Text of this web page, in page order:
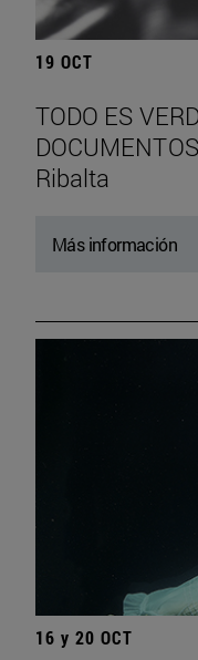
19 OCT
TODO ES
Ribalta
Más información
16 y 20 OCT